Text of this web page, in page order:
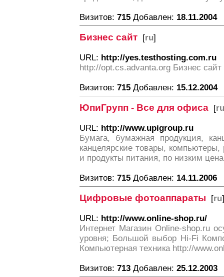
Визитов: 715 Добавлен: 18.11.2004
Бизнес сайт [ru]
URL: http://yes.testhosting.com.ru
http://opt.cs.advanta.org Бизнес сайт
Визитов: 715 Добавлен: 15.12.2004
ЮпиГрупп - Все для офиса [ru
URL: http://www.upigroup.ru
Бумага, бумажная продукция,
канцелярские товары,
и продукты питания, по низким
Визитов: 715 Добавлен: 14.11.2006
Цифровые фотоаппараты [ru]
URL: http://www.online-shop.ru/
Интернет Магазин Online-shop.ru
уровня; Большой выбор Hi-Fi
Компьютерная техника http://
Визитов: 713 Добавлен: 25.12.2003